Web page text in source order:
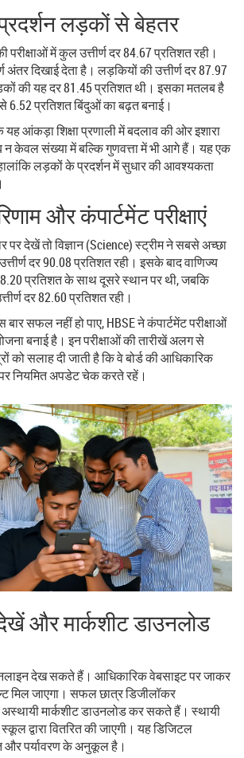
लड़कों से बेहतर
परीक्षाओं में कुल उत्तीर्ण दर 84.67 प्रतिशत रही।
अंतर दिखाई देता है। लड़कियों की उत्तीर्ण दर 87.97
की यह दर 81.45 प्रतिशत थी। इसका मतलब है
प्रतिशत बिंदुओं का बढ़त बनाई।
यह आंकड़ा शिक्षा प्रणाली में बदलाव की ओर इशारा
केवल संख्या में बल्कि गुणवत्ता में भी आगे हैं। यह एक
लड़कों के प्रदर्शन में सुधार की आवश्यकता
और कंपार्टमेंट परीक्षाएं
देखें तो विज्ञान (Science) स्ट्रीम ने सबसे अच्छा
दर 90.08 प्रतिशत रही। इसके बाद वाणिज्य
प्रतिशत के साथ दूसरे स्थान पर थी, जबकि
दर 82.60 प्रतिशत रही।
सफल नहीं हो पाए, HBSE ने कंपार्टमेंट परीक्षाओं
बनाई है। इन परीक्षाओं की तारीखें अलग से
को सलाह दी जाती है कि वे बोर्ड की आधिकारिक
नियमित अपडेट चेक करते रहें।
और मार्कशीट डाउनलोड
देख सकते हैं। आधिकारिक वेबसाइट पर जाकर
मिल जाएगा। सफल छात्रडिजीलॉकर
मार्कशीट डाउनलोड कर सकते हैं। स्थायी
द्वारा वितरित की जाएगी। यह डिजिटल
पर्यावरण के अनुकूल है।